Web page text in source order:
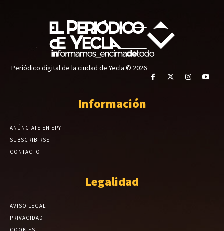
Periódico digital de la ciudad de Yecla © 2026
Información
ANÚNCIATE EN EPY
SUBSCRIBIRSE
CONTACTO
Legalidad
AVISO LEGAL
PRIVACIDAD